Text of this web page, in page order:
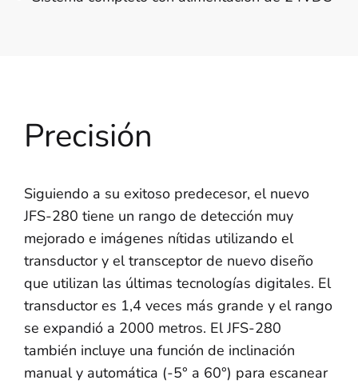
Precisión
Siguiendo a su exitoso predecesor, el nuevo
JFS-280 tiene un rango de detección muy
mejorado e imágenes nítidas utilizando el
transductor y el transceptor de nuevo diseño
que utilizan las últimas tecnologías digitales. El
transductor es 1,4 veces más grande y el rango
se expandió a 2000 metros. El JFS-280
también incluye una función de inclinación
manual y automática (-5° a 60°) para escanear